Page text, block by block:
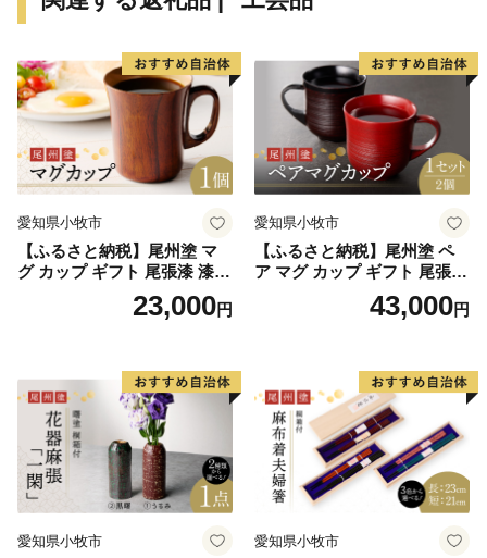
谷の両側が鮮やかな紅色に染まり、10月下旬から11月
ップをはじめ、多彩なイベントや地域の特産品の販売な
どが楽しめます。美作三湯のひとつ、奥津温泉も近く、
少し足をのばせば、珍しいウランガラスを展示している
妖精の森ガラス美術館もあります。
多くの文人にも愛された風情ある山里のいで湯。良質な
美人の湯として、与謝野鉄幹・晶子夫妻、棟方志功、小
や全国からの温泉ファンを引き付けています。
☆妖精の森ガラス美術館
世界的に珍しいウランガラス専門美術館「妖精の森ガラ
ス美術館」内にあるガラス工房では、吹きガラス体験・
サンドブラスト体験・リューター体験と３種類のガラス
作りを体験することができます。
☆岩井の滝と岩井の名水
子宝伝説もある岡山県最北端の滝。上部に岩盤が突き出
愛知県小牧市
【ふるさと納税】尾州塗 マ
グ カップ ギフト 尾張漆 漆
漆器 漆器工芸 工芸品 芸術性
実用性 抗菌性 美味しく安全
ウイルス効果 お取り寄せ 愛
知県 小牧市 送料無料
23,000円
愛知県小牧市
【ふるさと納税】尾州塗 ペ
ア マグ カップ ギフト 尾張漆
漆 漆器 漆器工芸 工芸品 芸術
性 実用性 抗菌性 美味しく安
抗ウイルス効果 お取り寄せ
愛知県 小牧市 送料無料
43,000円
愛知県小牧市 愛知県小牧市